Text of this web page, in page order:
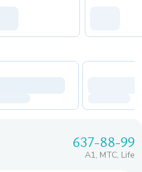
637-88-99
A1, МТС, Life